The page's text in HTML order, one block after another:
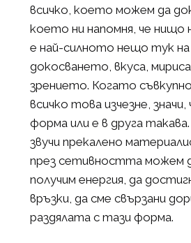
всичко, което можем да
което ни напомня, че нищо
е най-силното нещо тук на
докосването, вкуса,
зрението. Когато
всичко това изчезне, значи,
форма или е в друга
звучи прекалено
през сетивността можем
получим енергия, да
връзки, да сме свързани
раздялата с тази форма.